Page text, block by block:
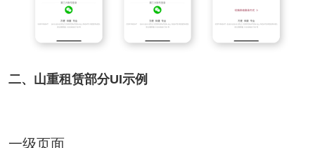
二、山重租赁部分UI示例
一级页面